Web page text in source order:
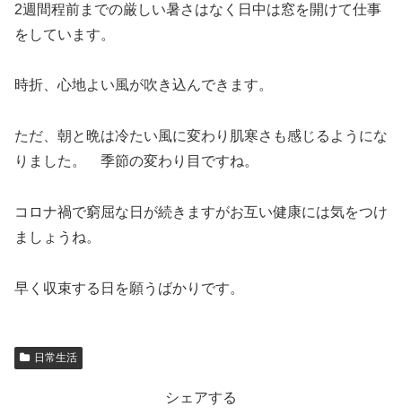
2週間程前までの厳しい暑さはなく日中は窓を開けて仕事
をしています。
時折、心地よい風が吹き込んできます。
ただ、朝と晩は冷たい風に変わり肌寒さも感じるようにな
りました。 季節の変わり目ですね。
コロナ禍で窮屈な日が続きますがお互い健康には気をつけ
ましょうね。
早く収束する日を願うばかりです。
日常生活
シェアする